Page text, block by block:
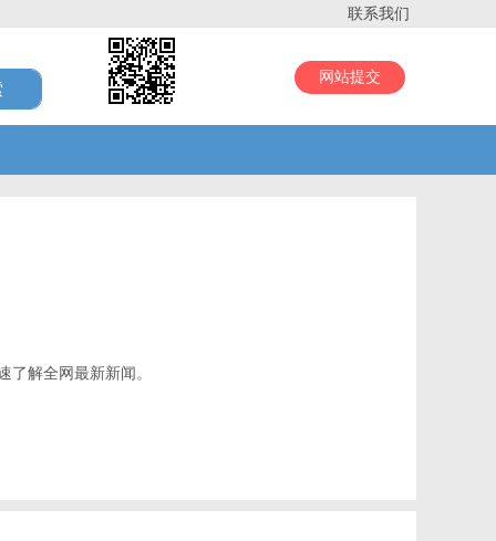
联系我们
网站提交
了解全网最新新闻。